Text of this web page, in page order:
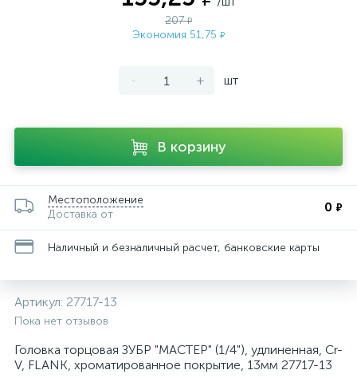
207₽
Экономия 51,75 ₽
- + шт
В корзину
Местоположение
Доставка от
0 ₽
Наличный и безналичный расчет, банковские карты
Артикул: 27717-13
Пока нет отзывов
Головка торцовая ЗУБР "МАСТЕР" (1/4"), удлиненная, Cr-
V, FLANK, хроматированное покрытие, 13мм 27717-13